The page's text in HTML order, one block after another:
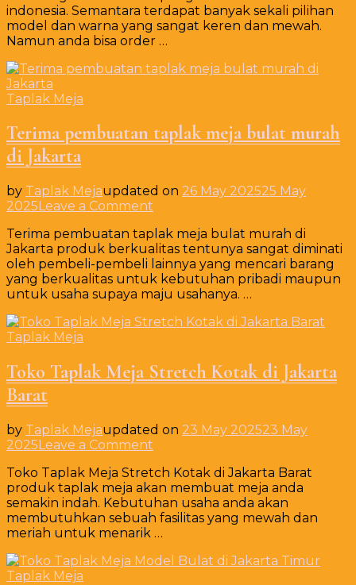
Kotak
Skirting
Putih
Bandung
indonesia. Semantara terdapat banyak sekali pilihan
model dan warna yang sangat keren dan mewah.
Namun anda bisa order …
Taplak Meja
Terima pembuatan taplak meja bulat murah
di Jakarta
by Taplak Mejaupdated on 26 May 202525 May
2025 Leave a Comment
pembuatan
taplak
meja
bulat
murah
Jakarta
Terima pembuatan taplak meja bulat murah di
Jakarta produk berkualitas tentunya sangat diminati
oleh pembeli-pembeli lainnya yang mencari barang
yang berkualitas untuk kebutuhan pribadi maupun
untuk usaha supaya maju usahanya. …
Taplak Meja
Toko Taplak Meja Stretch Kotak di Jakarta
Barat
by Taplak Mejaupdated on 23 May 202523 May
2025 Leave a Comment
Taplak
Meja
Stretch
Kotak
di
Barat
Toko Taplak Meja Stretch Kotak di Jakarta Barat
produk taplak meja akan membuat meja anda
semakin indah. Kebutuhan usaha anda akan
membutuhkan sebuah fasilitas yang mewah dan
meriah untuk menarik …
Taplak Meja